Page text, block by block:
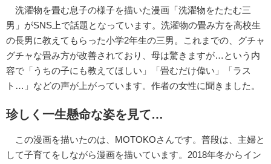
洗濯物を畳む息子の様子を描いた漫画「洗濯物をたたむ三
男」がSNS上で話題となっています。洗濯物の畳み方を高校生
の長男に教えてもらった小学2年生の三男。これまでの、グチャ
グチャな畳み方が改善されており、母は驚きますが…という内
容で「うちの子にも教えてほしい」「畳むだけ偉い」「ラス
ト…」などの声が上がっています。作者の女性に聞きました。
珍しく一生懸命な姿を見て…
この漫画を描いたのは、MOTOKOさんです。普段は、主婦と
して子育てをしながら漫画を描いています。2018年冬からイン